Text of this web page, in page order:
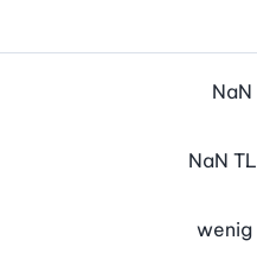
NaN
NaN TL
wenig